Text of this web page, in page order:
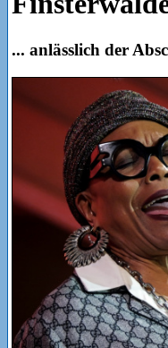
... anlässlich der